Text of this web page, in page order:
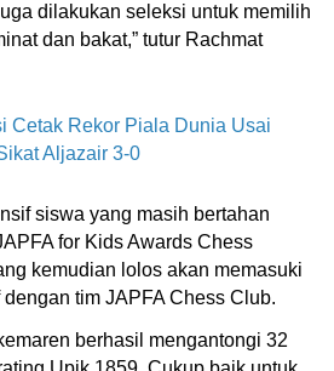
dilakukan seleksi untuk memilih
dan bakat,” tutur Rachmat
Cetak Rekor Piala Dunia Usai
Aljazair 3-0
siswa yang masih bertahan
for Kids Awards Chess
kemudian lolos akan memasuki
tim JAPFA Chess Club.
berhasil mengantongi 32